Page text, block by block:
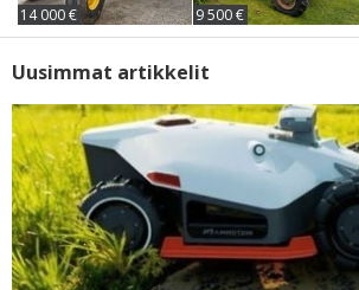
14 000 € 9 500 €
Uusimmat artikkelit